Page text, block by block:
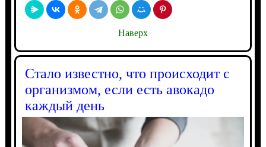
Наверх
Стало известно, что происходит с
организмом, если есть авокадо
каждый день